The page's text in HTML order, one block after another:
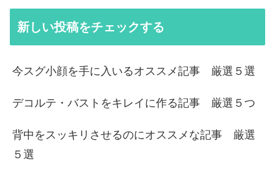
新しい投稿をチェックする
今スグ小顔を手に入いるオススメ記事 厳選５選
デコルテ・バストをキレイに作る記事 厳選５つ
背中をスッキリさせるのにオススメな記事 厳選
５選